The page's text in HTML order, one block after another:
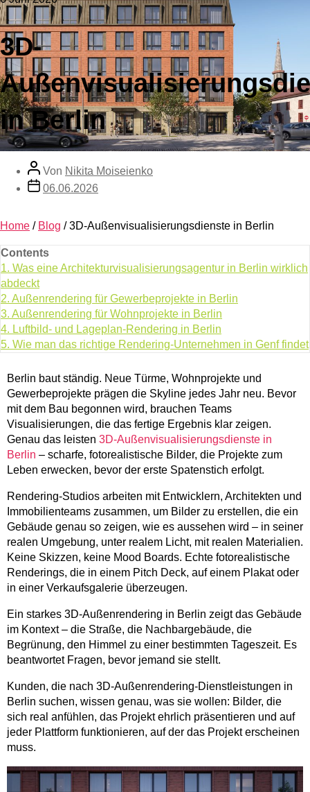
3D-
in Berlin
Von Nikita Moiseienko
06.06.2026
Home / Blog /3D-Außenvisualisierungsdienste in Berlin
Contents
1. Was eine Architekturvisualisierungsagentur in Berlin wirklich
abdeckt
2. Außenrendering für Gewerbeprojekte in Berlin
3. Außenrendering für Wohnprojekte in Berlin
4. Luftbild- und Lageplan-Rendering in Berlin
5. Wie man das richtige Rendering-Unternehmen in Genf findet
Berlin baut ständig. Neue Türme, Wohnprojekte und
Gewerbeprojekte prägen die Skyline jedes Jahr neu. Bevor
mit dem Bau begonnen wird, brauchen Teams
Visualisierungen, die das fertige Ergebnis klar zeigen.
Genau das leisten 3D-Außenvisualisierungsdienste in
Berlin – scharfe, fotorealistische Bilder, die Projekte zum
Leben erwecken, bevor der erste Spatenstich erfolgt.
Rendering-Studios arbeiten mit Entwicklern, Architekten und
Immobilienteams zusammen, um Bilder zu erstellen, die ein
Gebäude genau so zeigen, wie es aussehen wird – in seiner
realen Umgebung, unter realem Licht, mit realen Materialien.
Keine Skizzen, keine Mood Boards. Echte fotorealistische
Renderings, die in einem Pitch Deck, auf einem Plakat oder
in einer Verkaufsgalerie überzeugen.
Ein starkes 3D-Außenrendering in Berlin zeigt das Gebäude
im Kontext – die Straße, die Nachbargebäude, die
Begrünung, den Himmel zu einer bestimmten Tageszeit. Es
beantwortet Fragen, bevor jemand sie stellt.
Kunden, die nach 3D-Außenrendering-Dienstleistungen in
Berlin suchen, wissen genau, was sie wollen: Bilder, die
sich real anfühlen, das Projekt ehrlich präsentieren und auf
jeder Plattform funktionieren, auf der das Projekt erscheinen
muss.